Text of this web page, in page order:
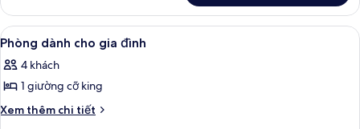
Phòng
Tiêu
chuẩn
Xem
tất
cả
ảnh
Phòng
Bộ đồ giường cao cấp, két bảo mật
6
Phòng dành cho gia đình
4 khách
1 giường cỡ king
Xem thêm chi tiết
Chi